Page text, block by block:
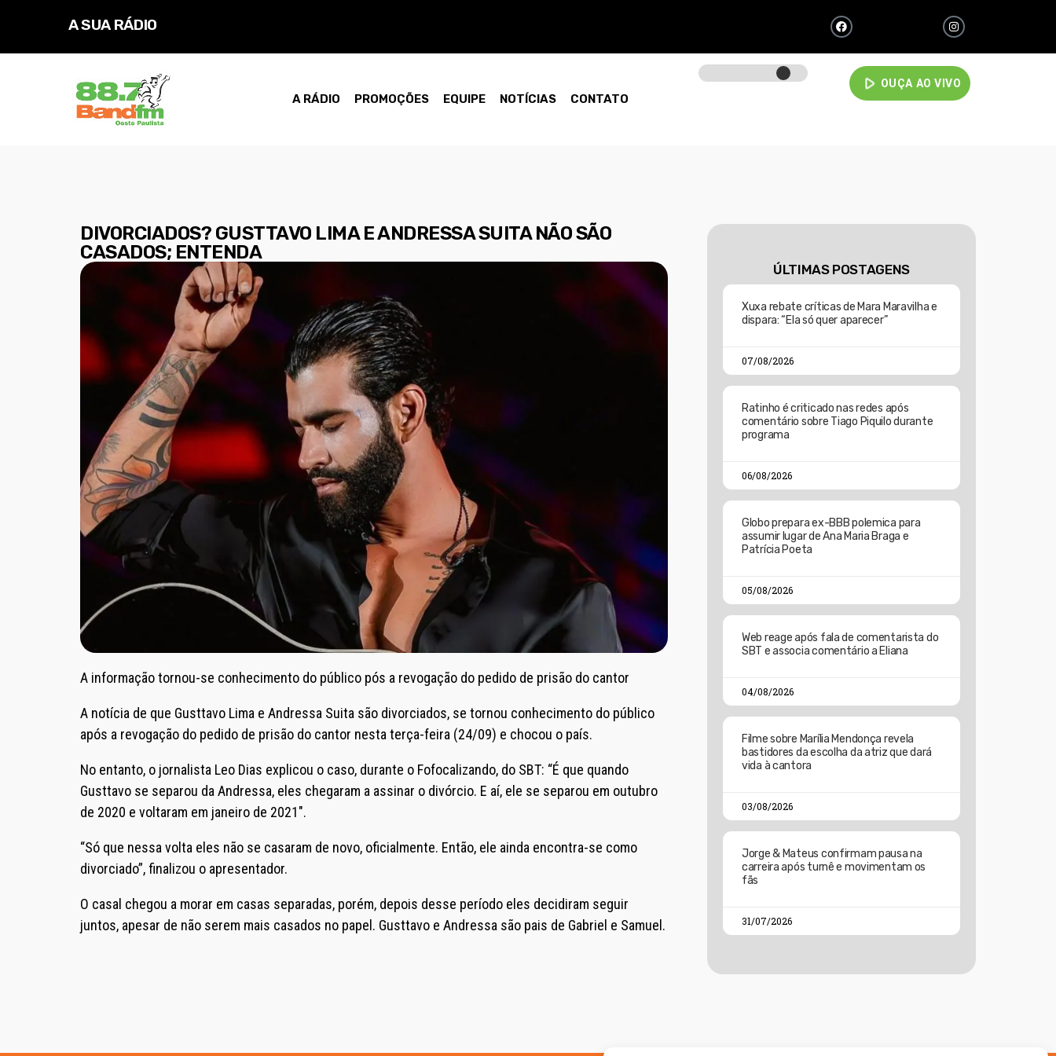
A SUA RÁDIO
A RÁDIO PROMOÇÕES EQUIPE NOTÍCIAS CONTATO
play_arrow OUÇA AO VIVO
DIVORCIADOS? GUSTTAVO LIMA E ANDRESSA SUITA NÃO SÃO
CASADOS; ENTENDA
A informação tornou-se conhecimento do público pós a revogação do pedido de prisão do cantor
A notícia de que Gusttavo Lima e Andressa Suita são divorciados, se tornou conhecimento do público
após a revogação do pedido de prisão do cantor nesta terça-feira (24/09) e chocou o país.
No entanto, o jornalista Leo Dias explicou o caso, durante o Fofocalizando, do SBT: “É que quando
Gusttavo se separou da Andressa, eles chegaram a assinar o divórcio. E aí, ele se separou em outubro
de 2020 e voltaram em janeiro de 2021″.
“Só que nessa volta eles não se casaram de novo, oficialmente. Então, ele ainda encontra-se como
divorciado”, finalizou o apresentador.
O casal chegou a morar em casas separadas, porém, depois desse período eles decidiram seguir
juntos, apesar de não serem mais casados no papel. Gusttavo e Andressa são pais de Gabriel e Samuel.
ÚLTIMAS POSTAGENS
Xuxa rebate críticas de Mara Maravilha e
dispara: “Ela só quer aparecer”
07/08/2026
Ratinho é criticado nas redes após
comentário sobre Tiago Piquilo durante
programa
06/08/2026
Globo prepara ex-BBB polemica para
assumir lugar de Ana Maria Braga e
Patrícia Poeta
05/08/2026
Web reage após fala de comentarista do
SBT e associa comentário a Eliana
04/08/2026
Filme sobre Marília Mendonça revela
bastidores da escolha da atriz que dará
vida à cantora
03/08/2026
Jorge & Mateus confirmam pausa na
carreira após turnê e movimentam os
fãs
31/07/2026